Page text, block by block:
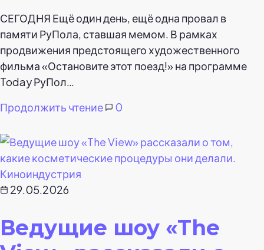
СЕГОДНЯ Ещё один день, ещё одна провал в
памяти РуПола, ставшая мемом. В рамках
продвижения предстоящего художественного
фильма «Остановите этот поезд!» на программе
Today РуПол…
Продолжить чтение
0
Киноиндустрия
29.05.2026
Ведущие шоу «The